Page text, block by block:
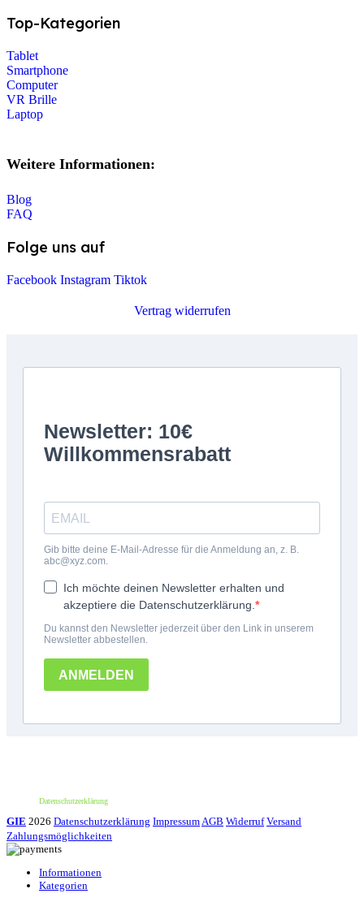
Top-Kategorien
Tablet
Smartphone
Computer
VR Brille
Laptop
Weitere Informationen:
Blog
FAQ
Folge uns auf
Facebook Instagram Tiktok
Vertrag widerrufen
Datenschutzerklärung
GIE 2026 Datenschutzerklärung ImpressumAGB Widerruf Versand
Zahlungsmöglichkeiten
Informationen
Kategorien